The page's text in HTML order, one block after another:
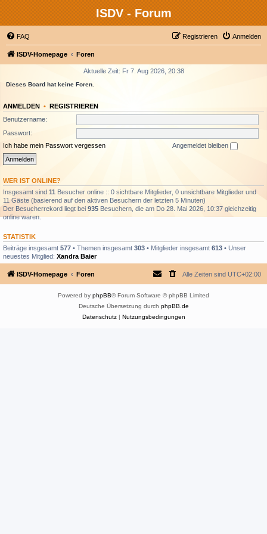
ISDV - Forum
FAQ Anmelden
Registrieren
ISDV-Homepage Foren
Aktuelle Zeit: Fr 7. Aug 2026, 20:38
Dieses Board hat keine Foren.
ANMELDEN • REGISTRIEREN
Benutzername:
Passwort:
Ich habe mein Passwort vergessen
Angemeldet bleiben
WER IST ONLINE?
Insgesamt sind 11 Besucher online :: 0 sichtbare Mitglieder, 0 unsichtbare Mitglieder und
11 Gäste (basierend auf den aktiven Besuchern der letzten 5 Minuten)
Der Besucherrekord liegt bei 935 Besuchern, die am Do 28. Mai 2026, 10:37 gleichzeitig
online waren.
STATISTIK
Beiträge insgesamt 577 • Themen insgesamt 303 • Mitglieder insgesamt 613 • Unser
neuestes Mitglied: Xandra Baier
ISDV-Homepage Foren Alle Zeiten sind UTC+02:00
Powered by phpBB® Forum Software © phpBB Limited
Deutsche Übersetzung durch phpBB.de
Datenschutz| Nutzungsbedingungen